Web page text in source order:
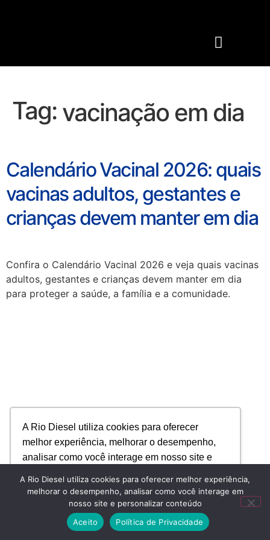
A Rio Diesel utiliza cookies para oferecer
melhor experiência, melhorar o desempenho,
analisar como você interage em nosso site e
Recusar Cookies Aceitar Cookies
Tag: vacinação em dia
Calendário Vacinal 2026: quais
vacinas adultos, gestantes e
crianças devem manter em dia
Confira o Calendário Vacinal 2026 e veja quais vacinas
adultos, gestantes e crianças devem manter em dia
para proteger a saúde, a família e a comunidade.
A Rio Diesel utiliza cookies para oferecer melhor experiência,
melhorar o desempenho, analisar como você interage em
nosso site e personalizar conteúdo
Aceito
Política de Privacidade